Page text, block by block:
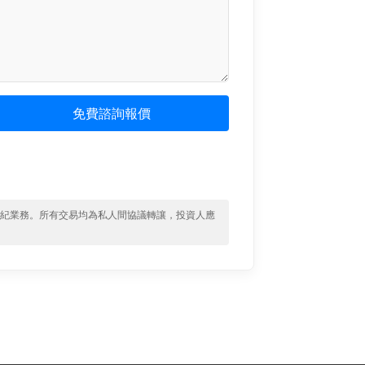
免費諮詢報價
業務。所有交易均為私人間協議轉讓，投資人應